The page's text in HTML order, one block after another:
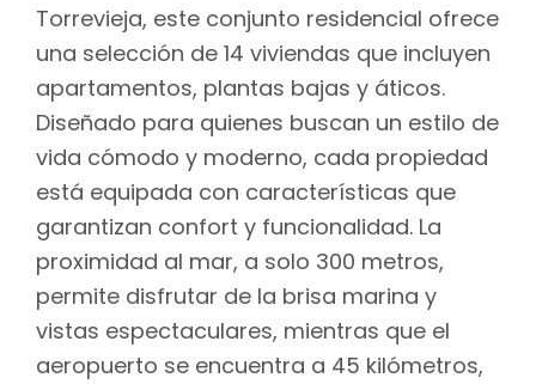
Torrevieja, este conjunto residencial ofrece
una selección de 14 viviendas que incluyen
apartamentos, plantas bajas y áticos.
Diseñado para quienes buscan un estilo de
vida cómodo y moderno, cada propiedad
está equipada con características que
garantizan confort y funcionalidad. La
proximidad al mar, a solo 300 metros,
permite disfrutar de la brisa marina y
vistas espectaculares, mientras que el
aeropuerto se encuentra a 45 kilómetros,